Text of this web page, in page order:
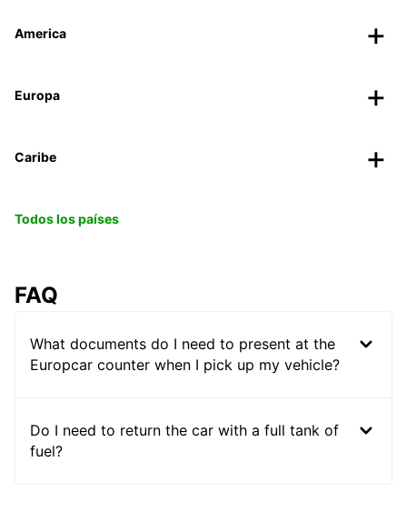
America
Europa
Caribe
Todos los países
FAQ
What documents do I need to present at the
Europcar counter when I pick up my vehicle?
Do I need to return the car with a full tank of
fuel?